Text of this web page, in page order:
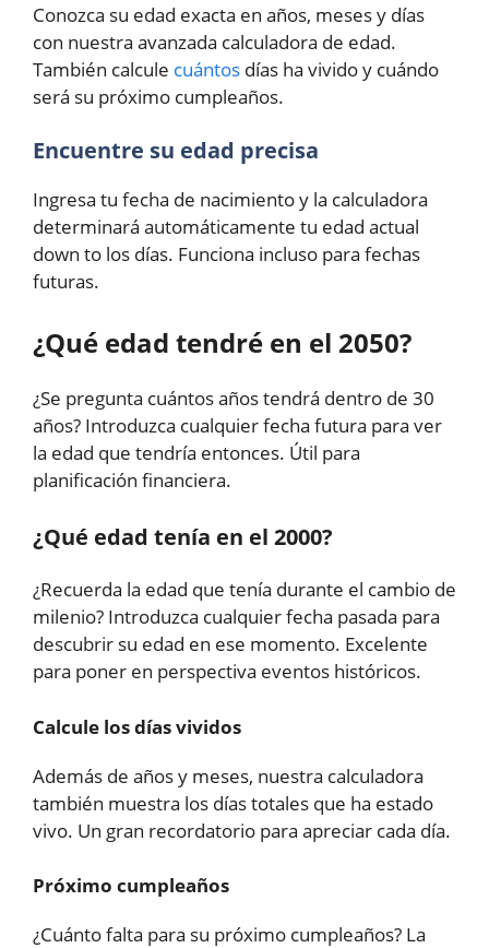
Conozca su edad exacta en años, meses y días
con nuestra avanzada calculadora de edad.
También calcule cuántos días ha vivido y cuándo
será su próximo cumpleaños.
Encuentre su edad precisa
Ingresa tu fecha de nacimiento y la calculadora
determinará automáticamente tu edad actual
down to los días. Funciona incluso para fechas
futuras.
¿Qué edad tendré en el 2050?
¿Se pregunta cuántos años tendrá dentro de 30
años? Introduzca cualquier fecha futura para ver
la edad que tendría entonces. Útil para
planificación financiera.
¿Qué edad tenía en el 2000?
¿Recuerda la edad que tenía durante el cambio de
milenio? Introduzca cualquier fecha pasada para
descubrir su edad en ese momento. Excelente
para poner en perspectiva eventos históricos.
Calcule los días vividos
Además de años y meses, nuestra calculadora
también muestra los días totales que ha estado
vivo. Un gran recordatorio para apreciar cada día.
Próximo cumpleaños
¿Cuánto falta para su próximo cumpleaños? La